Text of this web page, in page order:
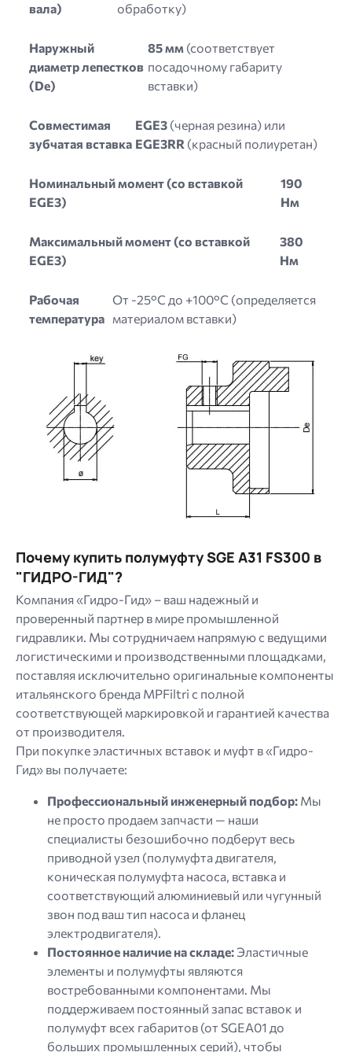
вала)
обработку)
Наружный
диаметр лепестков
(De)
85 мм(соответствует
посадочному габариту
вставки)
Совместимая
зубчатая вставка
EGE3 (черная резина) или
EGE3RR (красный полиуретан)
Номинальный момент (со вставкой
EGE3)
190
Нм
Максимальный момент (со вставкой
EGE3)
380
Нм
Рабочая
температура
От -25°C до +100°C (определяется
материалом вставки)
Почему купить полумуфту SGE A31 FS300 в
"ГИДРО-ГИД"?
Компания «Гидро-Гид» – ваш надежный и
проверенный партнер в мире промышленной
гидравлики. Мы сотрудничаем напрямую с ведущими
логистическими и производственными площадками,
поставляя исключительно оригинальные компоненты
итальянского бренда MPFiltri с полной
соответствующей маркировкой и гарантией качества
от производителя.
При покупке эластичных вставок и муфт в «Гидро-
Гид» вы получаете:
Профессиональный инженерный подбор: Мы
не просто продаем запчасти — наши
специалисты безошибочно подберут весь
приводной узел (полумуфта двигателя,
коническая полумуфта насоса, вставка и
соответствующий алюминиевый или чугунный
звон под ваш тип насоса и фланец
электродвигателя).
Постоянное наличие на складе: Эластичные
элементы и полумуфты являются
востребованными компонентами. Мы
поддерживаем постоянный запас вставок и
полумуфт всех габаритов (от SGEA01 до
больших промышленных серий), чтобы